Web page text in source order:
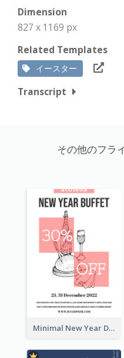
Dimension
827 x 1169 px
Related Templates
イースター
Transcript
その他のフラ
Minimal New Year Dinning Promotion Design Idea